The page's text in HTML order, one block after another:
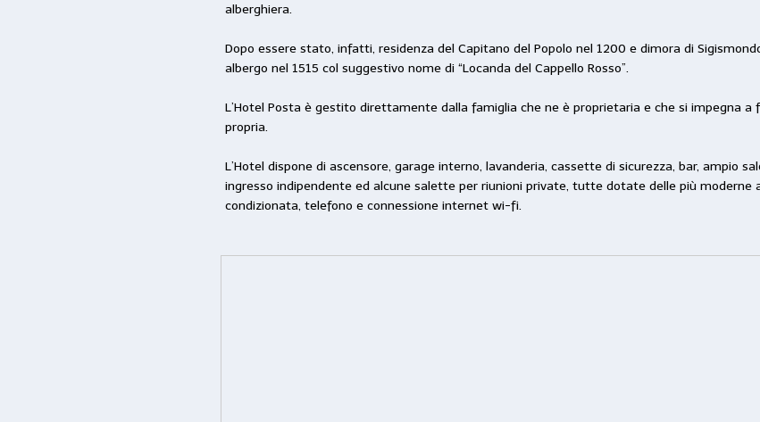
alberghiera.
Dopo essere stato, infatti, residenza del Capitano del Popolo nel 1200 e dimora di
albergo nel 1515 col suggestivo nome di “Locanda del Cappello Rosso”.
L’Hotel Posta è gestito direttamente dalla famiglia che ne è proprietaria e che si impegna a
propria.
L’Hotel dispone di ascensore, garage interno, lavanderia, cassette di sicurezza, bar, ampio
ingresso indipendente ed alcune salette per riunioni private, tutte dotate delle più moderne
condizionata, telefono e connessione internet wi-fi.